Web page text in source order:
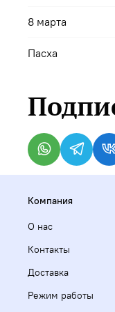
8 марта
Пасха
Компания
О нас
Контакты
Доставка
Режим работы